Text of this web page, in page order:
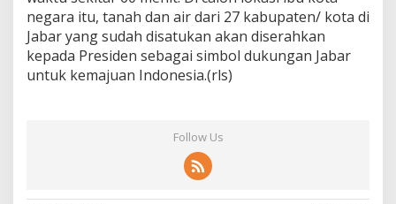
negara itu, tanah dan air dari 27 kabupaten/ kota di
Jabar yang sudah disatukan akan diserahkan
kepada Presiden sebagai simbol dukungan Jabar
untuk kemajuan Indonesia.(rls)
Follow Us